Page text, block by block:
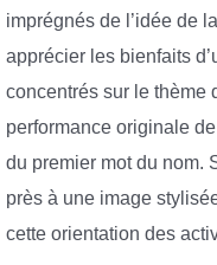
imprégnés de l’idée de
apprécier les bienfaits
concentrés sur le thème
performance originale
du premier mot du nom.
près à une image
cette orientation des